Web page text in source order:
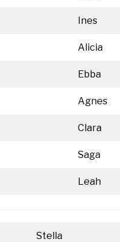
Ines
Alicia
Ebba
Agnes
Clara
Saga
Leah
Stella